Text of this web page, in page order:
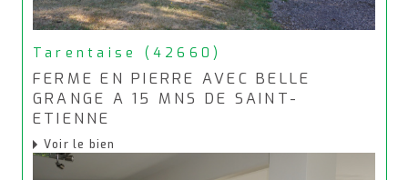
Tarentaise (42660)
FERME EN PIERRE AVEC BELLE
GRANGE A 15 MNS DE SAINT-
ETIENNE
Voir le bien